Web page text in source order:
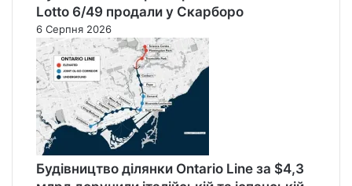
Lotto 6/49 продали у Скарборо
6 Серпня 2026
Будівництво ділянки Ontario Line за $4,3